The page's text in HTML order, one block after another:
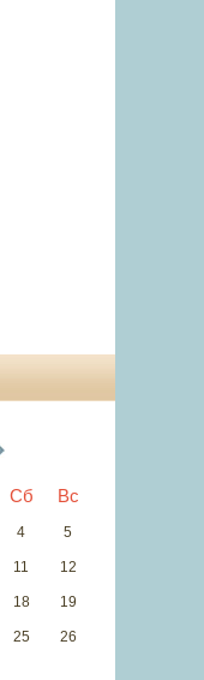
Сб Вс
4 5
11 12
18 19
25 26